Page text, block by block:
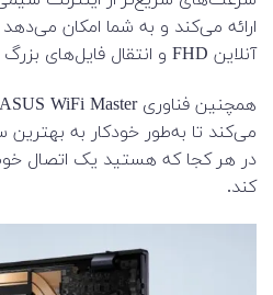
ارائه می‌کند و به شما امکان
آنلاین FHD و انتقال فایل‌های بزرگ در 2 ثانیه لذت ببرید.
در هر کجا که هستید یک اتصال
کند.